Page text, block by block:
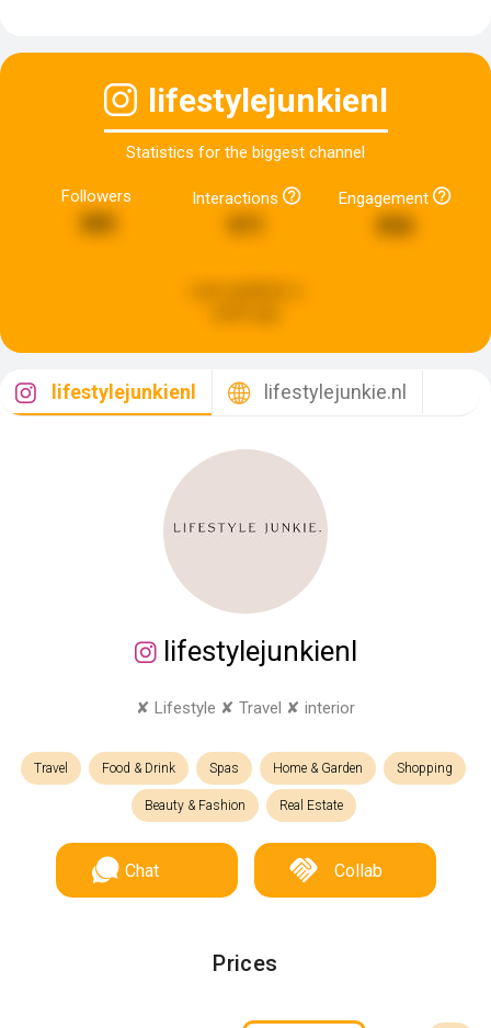
lifestylejunkienl
Statistics for the biggest channel
Followers Interactions Engagement
856
lifestylejunkienl lifestylejunkie.nl
lifestylejunkienl
✘ Lifestyle ✘ Travel ✘ interior
Travel Food & Drink Spas Home & Garden Shopping
Beauty & Fashion Real Estate
Chat Collab
Prices